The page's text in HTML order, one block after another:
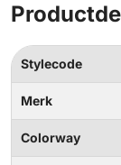
Stylecode
Merk
Colorway